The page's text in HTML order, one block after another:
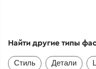
Найти другие типы
Стиль Детали